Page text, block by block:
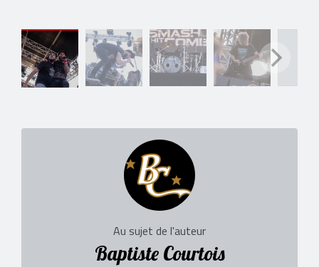
Au sujet de l'auteur
Baptiste Courtois